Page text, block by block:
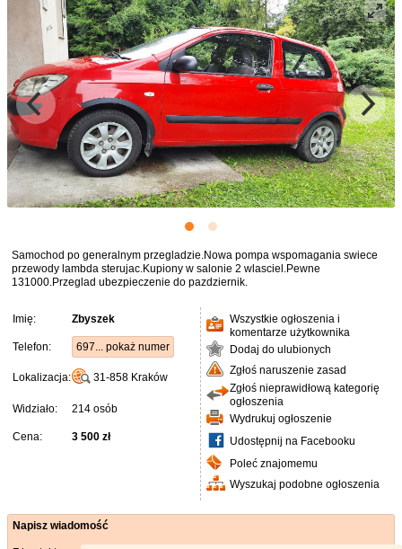
Samochod po generalnym przegladzie.Nowa pompa wspomagania swiece
przewody lambda sterujac.Kupiony w salonie 2 wlasciel.Pewne
131000.Przeglad ubezpieczenie do pazdziernik.
Imię: Zbyszek
Telefon: 697... pokaż numer
Lokalizacja: 31-858 Kraków
Widziało: 214 osób
Cena: 3 500 zł
Wszystkie ogłoszenia i
komentarze użytkownika
Dodaj do ulubionych
Zgłoś naruszenie zasad
Zgłoś nieprawidłową kategorię
ogłoszenia
Wydrukuj ogłoszenie
Udostępnij na Facebooku
Poleć znajomemu
Wyszukaj podobne ogłoszenia
Napisz wiadomość